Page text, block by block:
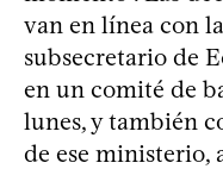
van en línea con
subsecretario de
en un comité de
lunes, y también
de ese ministerio,